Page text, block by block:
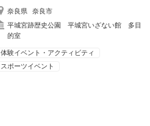
奈良県
奈良市
平城宮跡歴史公園 平城宮いざない館 多目
的室
体験イベント・アクティビティ
スポーツイベント